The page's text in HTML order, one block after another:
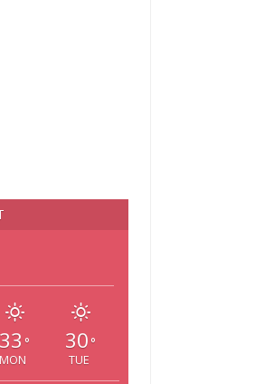
33 °
MON
30 °
TUE